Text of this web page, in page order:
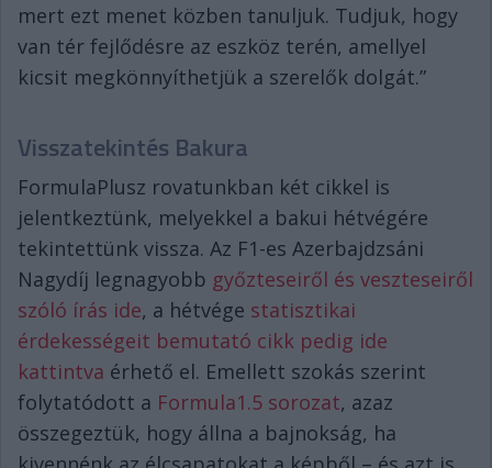
mert ezt menet közben tanuljuk. Tudjuk, hogy
van tér fejlődésre az eszköz terén, amellyel
kicsit megkönnyíthetjük a szerelők dolgát.”
Visszatekintés Bakura
FormulaPlusz rovatunkban két cikkel is
jelentkeztünk, melyekkel a bakui hétvégére
tekintettünk vissza. Az F1-es Azerbajdzsáni
Nagydíj legnagyobb győzteseiről és veszteseiről
szóló írás ide, a hétvége statisztikai
érdekességeit bemutató cikk pedig ide
kattintva érhető el. Emellett szokás szerint
folytatódott a Formula1.5 sorozat, azaz
összegeztük, hogy állna a bajnokság, ha